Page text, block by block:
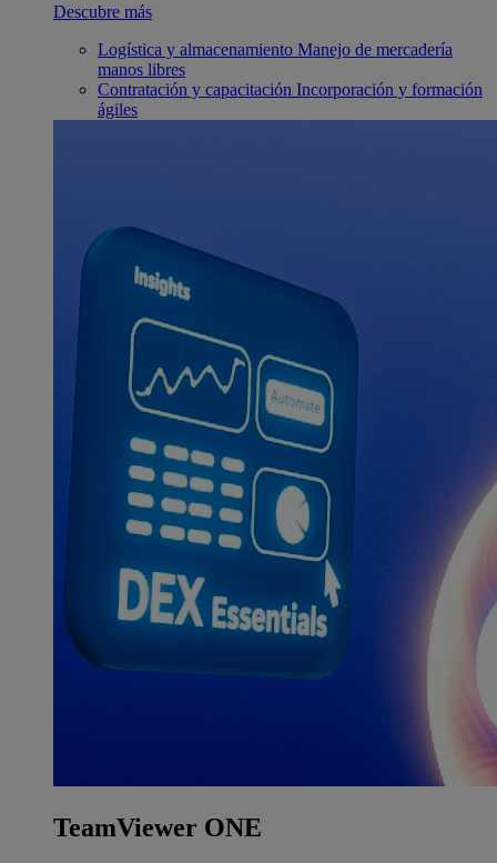
Descubre más
Logística y almacenamiento Manejo de mercadería
manos libres
Contratación y capacitación Incorporación y formación
ágiles
TeamViewer ONE